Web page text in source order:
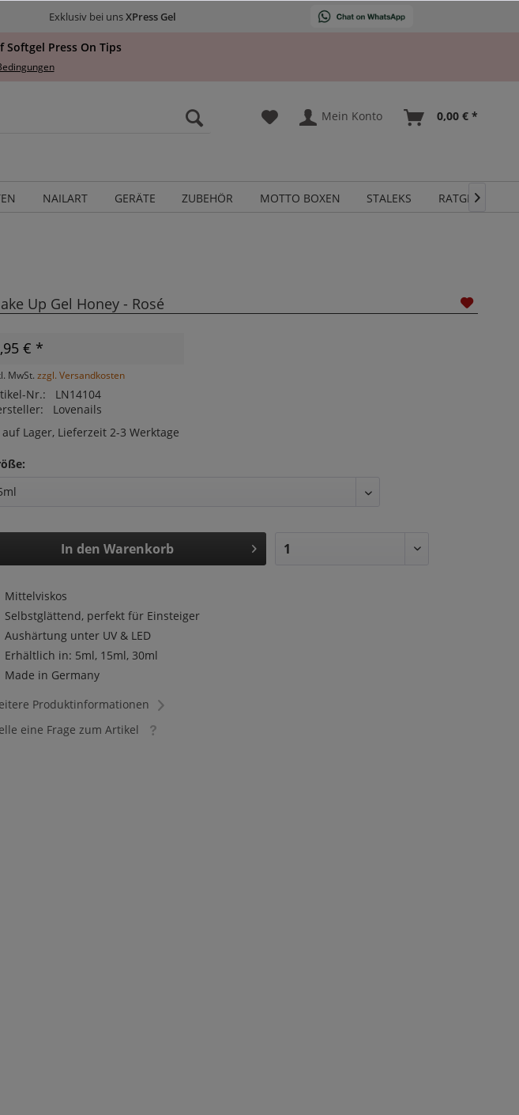
Exklusiv bei unsXPress Gel
Softgel Press On Tips
Mein Konto 0,00 € *
NAILART GERÄTE ZUBEHÖR MOTTO BOXEN STALEKS RATGEBER

Up Gel Honey - Rosé
€ *
MwSt. zzgl. Versandkosten
Nr.:
LN14104
Lovenails
auf Lager, Lieferzeit 2-3 Werktage
In den Warenkorb
Mittelviskos
Selbstglättend, perfekt für Einsteiger
Aushärtung unter UV & LED
Erhältlich in: 5ml, 15ml, 30ml
Made in Germany
Produktinformationen
eine Frage zum Artikel